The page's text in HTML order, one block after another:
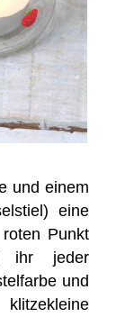
und einem
eine
Punkt
ihr jeder
und